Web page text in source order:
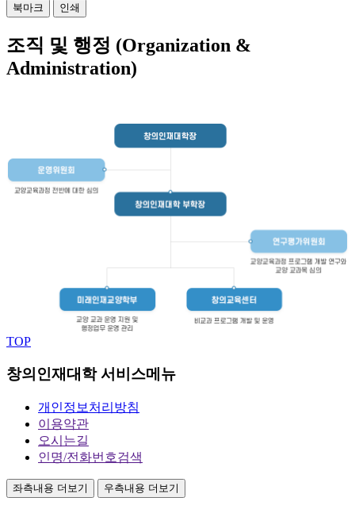
북마크 인쇄
조직 및 행정 (Organization &
Administration)
TOP
창의인재대학 서비스메뉴
개인정보처리방침
이용약관
오시는길
인명/전화번호검색
좌측내용 더보기 우측내용 더보기